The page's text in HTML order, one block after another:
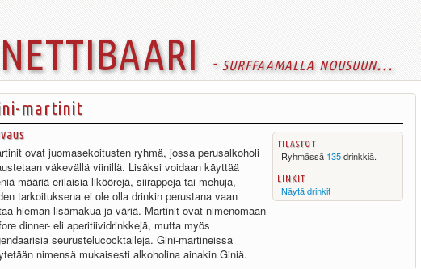
nettibaari - surffaamalla nousuun...
martinit
tilastot
Ryhmässä 135drinkkiä.
linkit
Näytä drinkit
ovat juomasekoitusten ryhmä, jossa perusalkoholi
väkevällä viinillä. Lisäksi voidaan käyttää
määriä erilaisia liköörejä, siirappeja tai mehuja,
tarkoituksena ei ole olla drinkin perustana vaan
hieman lisämakua ja väriä. Martinit ovat nimenomaan
dinner- eli aperitiividrinkkejä, mutta myös
seurustelucocktaileja. Gini-martineissa
nimensä mukaisesti alkoholina ainakin Giniä.